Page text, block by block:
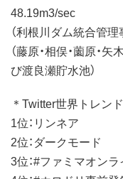
48.19m3/sec
（利根川ダム統合管
（藤原・相俣・薗原・
び渡良瀬貯水池）
＊Twitter世界トレン
1位：リンネア
2位：ダークモード
3位：#ファミマオン